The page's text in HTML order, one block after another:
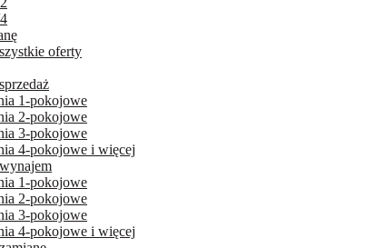
oferty
1-pokojowe
2-pokojowe
3-pokojowe
4-pokojowe i więcej
1-pokojowe
2-pokojowe
3-pokojowe
4-pokojowe i więcej